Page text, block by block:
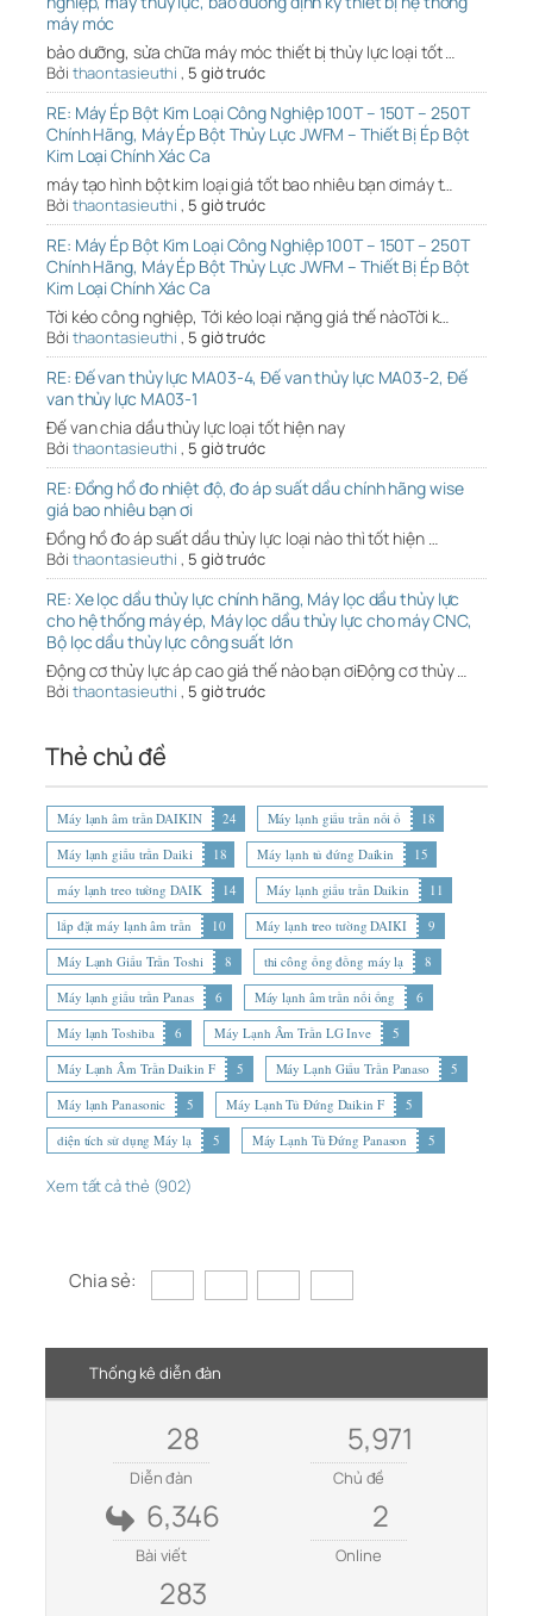
máy móc
bảo dưỡng, sửa chữa máy móc thiết bị thủy lực loại tốt …
Bởi thaontasieuthi , 5 giờ trước
RE: Máy Ép Bột Kim Loại Công Nghiệp 100T – 150T – 250T
Chính Hãng, Máy Ép Bột Thủy Lực JWFM – Thiết Bị Ép Bột
Kim Loại Chính Xác Ca
máy tạo hình bột kim loại giá tốt bao nhiêu bạn ơimáy t…
Bởi thaontasieuthi , 5 giờ trước
RE: Máy Ép Bột Kim Loại Công Nghiệp 100T – 150T – 250T
Chính Hãng, Máy Ép Bột Thủy Lực JWFM – Thiết Bị Ép Bột
Kim Loại Chính Xác Ca
Tời kéo công nghiệp, Tới kéo loại nặng giá thế nàoTời k…
Bởi thaontasieuthi , 5 giờ trước
RE: Đế van thủy lực MA03-4, Đế van thủy lực MA03-2, Đế
van thủy lực MA03-1
Đế van chia dầu thủy lực loại tốt hiện nay
Bởi thaontasieuthi , 5 giờ trước
RE: Đồng hồ đo nhiệt độ, đo áp suất dầu chính hãng wise
giá bao nhiêu bạn ơi
Đồng hồ đo áp suất dầu thủy lực loại nào thì tốt hiện …
Bởi thaontasieuthi , 5 giờ trước
RE: Xe lọc dầu thủy lực chính hãng, Máy lọc dầu thủy lực
cho hệ thống máy ép, Máy lọc dầu thủy lực cho máy CNC,
Bộ lọc dầu thủy lực công suất lớn
Động cơ thủy lực áp cao giá thế nào bạn ơiĐộng cơ thủy …
Bởi thaontasieuthi , 5 giờ trước
Thẻ chủ đề
Máy lạnh âm trần DAIKIN 24 Máy lạnh giấu trần nối ố
18
Máy lạnh giấu trần Daiki
18 Máy lạnh tủ đứng Daikin
15
máy lạnh treo tường DAIK
14 Máy lạnh giấu trần Daikin
11
lắp đặt máy lạnh âm trần
10 Máy lạnh treo tường DAIKI
9
Máy Lạnh Giấu Trần Toshi
8 thi công ống đồng máy lạ
8
Máy lạnh giấu trần Panas
6 Máy lạnh âm trần nối ống
6
Máy lạnh Toshiba
6 Máy Lạnh Âm Trần LG Inve
5
Máy Lạnh Âm Trần Daikin F
5 Máy Lạnh Giấu Trần Panaso
5
Máy lạnh Panasonic
5 Máy Lạnh Tủ Đứng Daikin F
5
diện tích sử dụng Máy lạ
5 Máy Lạnh Tủ Đứng Panason 5
Xem tất cả thẻ (902)
Chia sẻ:
Thống kê diễn đàn
28
Diễn đàn
5,971
Chủ đề
6,346
Bài viết
2
Online
283